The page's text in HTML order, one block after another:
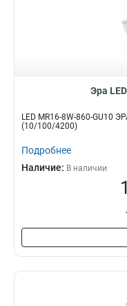
Эра
LED MR16-8W-860-GU10
(10/100/4200)
Подробнее
Наличие: В наличии